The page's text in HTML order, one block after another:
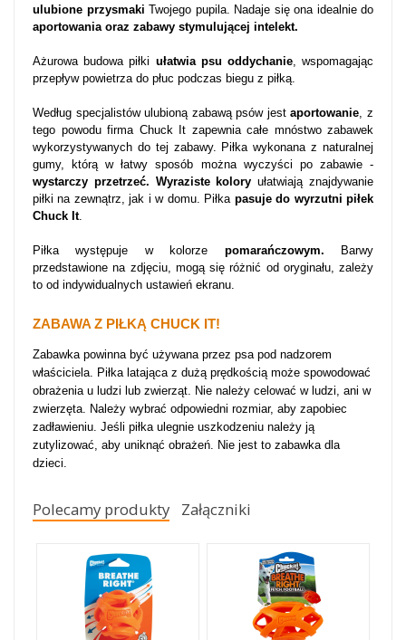
ulubione przysmaki Twojego pupila. Nadaje się ona idealnie do
aportowania oraz zabawy stymulującej intelekt.
Ażurowa budowa piłki ułatwia psu oddychanie, wspomagając
przepływ powietrza do płuc podczas biegu z piłką.
Według specjalistów ulubioną zabawą psów jestaportowanie, z
tego powodu firma Chuck It zapewnia całe mnóstwo zabawek
wykorzystywanych do tej zabawy. Piłka wykonana z naturalnej
gumy, którą w łatwy sposób można wyczyści po zabawie -
wystarczy przetrzeć. Wyraziste koloryułatwiają znajdywanie
piłki na zewnątrz, jak i w domu. Piłka pasuje do wyrzutni piłek
Chuck It.
Piłka występuje w kolorze pomarańczowym.
Barwy
przedstawione na zdjęciu, mogą się różnić od oryginału, zależy
to od indywidualnych ustawień ekranu.
ZABAWA Z PIŁKĄ CHUCK IT!
Zabawka powinna być używana przez psa pod nadzorem
właściciela. Piłka latająca z dużą prędkością może spowodować
obrażenia u ludzi lub zwierząt. Nie należy celować w ludzi, ani w
zwierzęta. Należy wybrać odpowiedni rozmiar, aby zapobiec
zadławieniu. Jeśli piłka ulegnie uszkodzeniu należy ją
zutylizować, aby uniknąć obrażeń. Nie jest to zabawka dla
dzieci.
Polecamy produkty Załączniki